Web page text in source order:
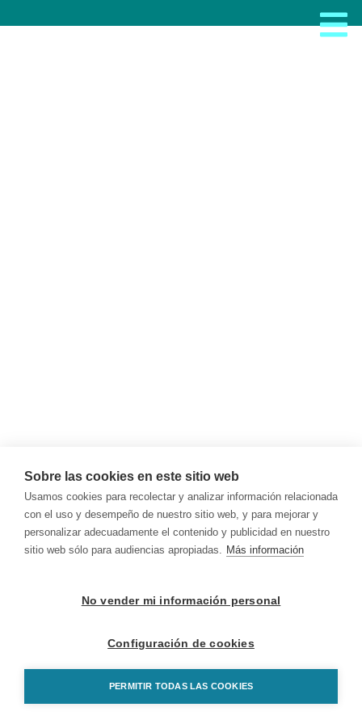
Sobre las cookies en este sitio web
Usamos cookies para recolectar y analizar información relacionada
con el uso y desempeño de nuestro sitio web, y para mejorar y
personalizar adecuadamente el contenido y publicidad en nuestro
sitio web sólo para audiencias apropiadas. Más información
No vender mi información personal
Configuración de cookies
PERMITIR TODAS LAS COOKIES